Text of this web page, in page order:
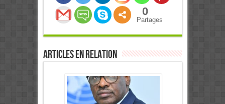
0
Partages
Articles en relation